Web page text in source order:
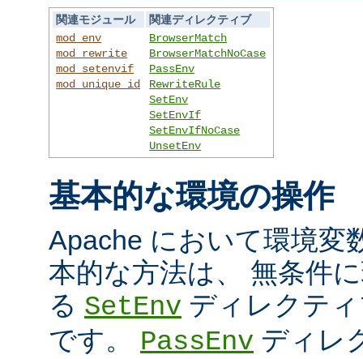
関連モジュール
関連ディレクティブ
mod_env
mod_rewrite
mod_setenvif
mod_unique_id
BrowserMatch
BrowserMatchNoCase
PassEnv
RewriteRule
SetEnv
SetEnvIf
SetEnvIfNoCase
UnsetEnv
基本的な環境の操作
Apache において環境変
本的な方法は、 無条件
る SetEnv ディレクテ
です。 PassEnv ディレ